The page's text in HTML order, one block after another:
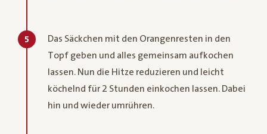
5
Das Säckchen mit den Orangenresten in den
Topf geben und alles gemeinsam aufkochen
lassen. Nun die Hitze reduzieren und leicht
köchelnd für 2 Stunden einkochen lassen. Dabei
hin und wieder umrühren.